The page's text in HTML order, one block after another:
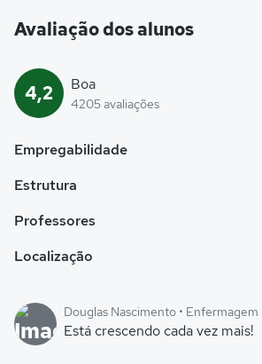
Avaliação dos alunos
4,2 Boa
4205 avaliações
Empregabilidade
Estrutura
Professores
Localização
Douglas Nascimento • Enfermagem
Está crescendo cada vez mais!